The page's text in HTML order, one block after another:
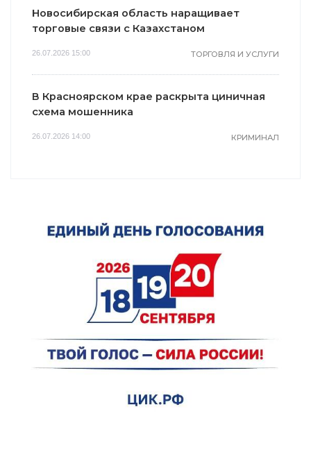
Новосибирская область наращивает
торговые связи с Казахстаном
26.07.2026 15:00 ТОРГОВЛЯ И УСЛУГИ
В Красноярском крае раскрыта циничная
схема мошенника
26.07.2026 14:00 КРИМИНАЛ